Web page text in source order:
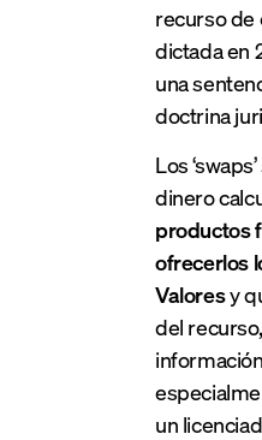
recurso de
dictada en
una
doctrina
Los
dinero
productos
ofrecerlos
Valoresy
del
un